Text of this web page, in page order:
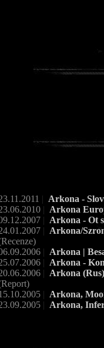
| Arkona -
| Arkona
| Arkona - Ot
| Arkona/
| Arkona |
| Arkona -
| Arkona
| Arkona,
| Arkona,